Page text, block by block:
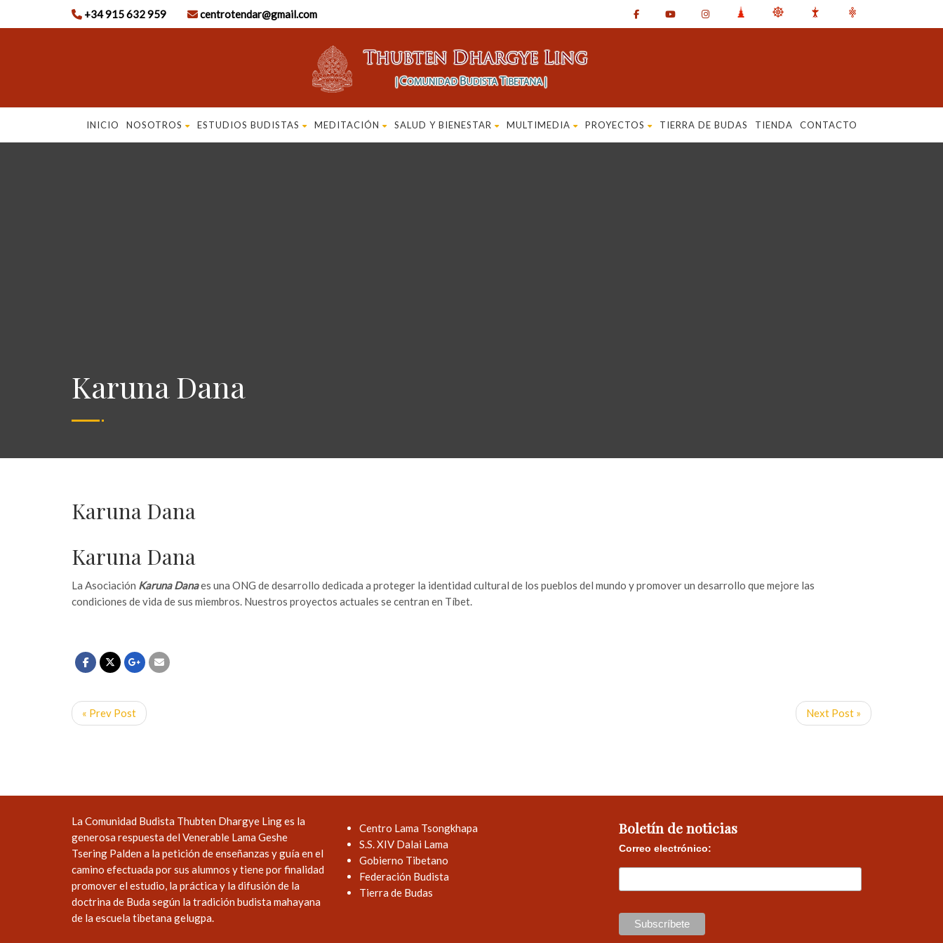
+34 915 632 959 centrotendar@gmail.com
INICIO NOSOTROS ESTUDIOS BUDISTAS MEDITACIÓN SALUD Y BIENESTAR MULTIMEDIA PROYECTOS TIERRA DE BUDAS TIENDA CONTACTO
Karuna Dana
Karuna Dana
Karuna Dana
La Asociación Karuna Danaes una ONG de desarrollo dedicada a proteger la identidad cultural de los pueblos del mundo y promover un desarrollo que mejore las
condiciones de vida de sus miembros. Nuestros proyectos actuales se centran en Tíbet.
« Prev Post Next Post »
La Comunidad Budista Thubten Dhargye Ling es la
generosa respuesta del Venerable Lama Geshe
Tsering Palden a la petición de enseñanzas y guía en el
camino efectuada por sus alumnos y tiene por finalidad
promover el estudio, la práctica y la difusión de la
doctrina de Buda según la tradición budista mahayana
de la escuela tibetana gelugpa.
Centro Lama Tsongkhapa
S.S. XIV Dalai Lama
Gobierno Tibetano
Federación Budista
Tierra de Budas
Boletín de noticias
Correo electrónico: